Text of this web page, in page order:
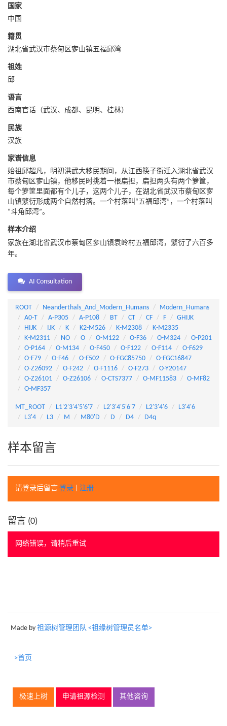
国家
中国
籍贯
湖北省武汉市蔡甸区奓山镇五福邱湾
祖姓
邱
语言
西南官话（武汉、成都、昆明、桂林）
民族
汉族
家谱信息
始祖邱超凡，明初洪武大移民期间，从江西筷子街迁入湖北省武汉
市蔡甸区奓山镇，他移民时挑着一根扁担，扁担两头有两个箩筐，
每个箩筐里面都有个儿子，这两个儿子，在湖北省武汉市蔡甸区奓
山镇繁衍形成两个自然村落。一个村落叫“五福邱湾”，一个村落叫
“斗角邱湾”。
样本介绍
家族在湖北省武汉市蔡甸区奓山镇袁岭村五福邱湾，繁衍了六百多
年。
AI Consultation
ROOT Neanderthals_And_Modern_Humans
Modern_Humans
A0-T
A-P305 A-P108 BT CT CF F
GHIJK
HIJK
IJK K K2-M526 K-M2308
K-M2335
K-M2311
NO O O-M122 O-F36 O-M324
O-P201
O-P164
O-M134 O-F450 O-F122 O-F114
O-F629
O-F79
O-F46 O-F502 O-FGC85750
O-FGC16847
O-Z26092
O-F242 O-F1116 O-F273
O-Y20147
O-Z26101
O-Z26106 O-CTS7377 O-MF11583
O-MF82
O-MF357
MT_ROOT L1'2'3'4'5'6'7 L2'3'4'5'6'7 L2'3'4'6
L3'4'6
L3'4
L3 M M80'D D D4 D4q
样本留言
请登录后留言 登录 注册
留言 (0)
网络错误，请稍后重试
Made by 祖源树管理团队 <祖缘树管理员名单>
>首页
极速上树 申请祖源检测 其他咨询